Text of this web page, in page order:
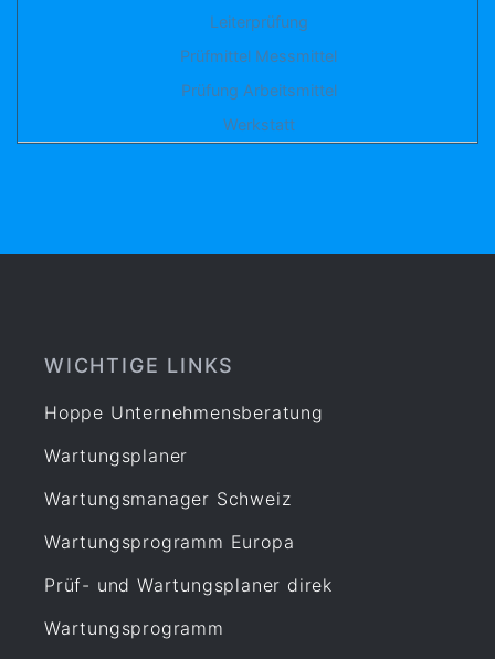
Leiterprüfung
Prüfmittel Messmittel
Prüfung Arbeitsmittel
Werkstatt
WICHTIGE LINKS
Hoppe Unternehmensberatung
Wartungsplaner
Wartungsmanager Schweiz
Wartungsprogramm Europa
Prüf- und Wartungsplaner direk
Wartungsprogramm